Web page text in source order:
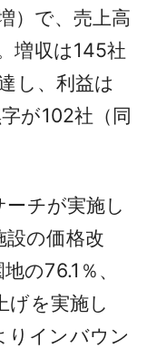
）で、売上高
増収は145社
し、利益は
が102社（同
チが実施し
設の価格改
の76.1％、
げを実施し
りインバウン